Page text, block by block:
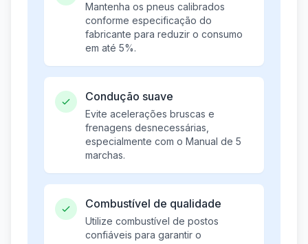
Mantenha os pneus calibrados
conforme especificação do
fabricante para reduzir o consumo
em até 5%.
Condução suave
Evite acelerações bruscas e
frenagens desnecessárias,
especialmente com o Manual de 5
marchas.
Combustível de qualidade
Utilize combustível de postos
confiáveis para garantir o